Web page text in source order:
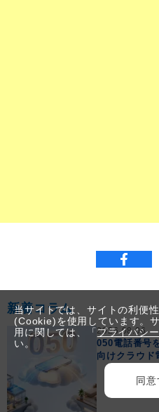
新着コラム
2026.08.06
050電話番号
向けクラウド
当サイトでは、サイトの利便
(Cookie)を使用しています。
用に関しては、「プライバシ
い。
同意